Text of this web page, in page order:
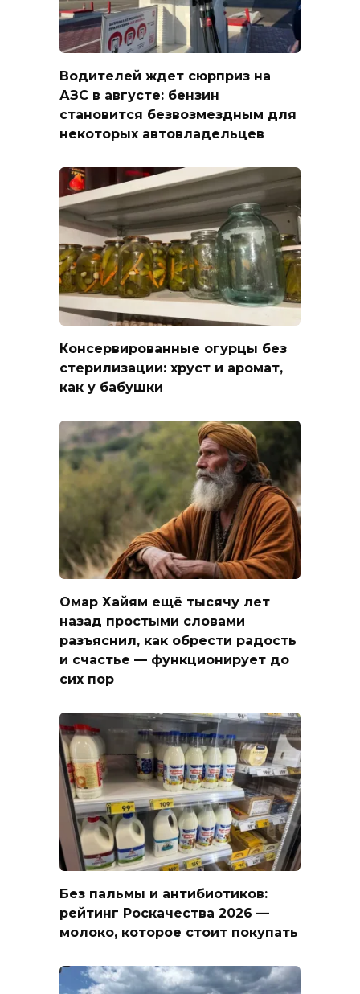
Водителей ждет сюрприз на
АЗС в августе: бензин
становится безвозмездным для
некоторых автовладельцев
Консервированные огурцы без
стерилизации: хруст и аромат,
как у бабушки
Омар Хайям ещё тысячу лет
назад простыми словами
разъяснил, как обрести радость
и счастье — функционирует до
сих пор
Без пальмы и антибиотиков:
рейтинг Роскачества 2026 —
молоко, которое стоит покупать